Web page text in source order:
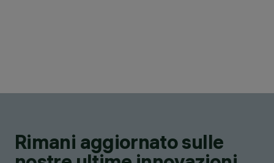
Rimani aggiornato sulle